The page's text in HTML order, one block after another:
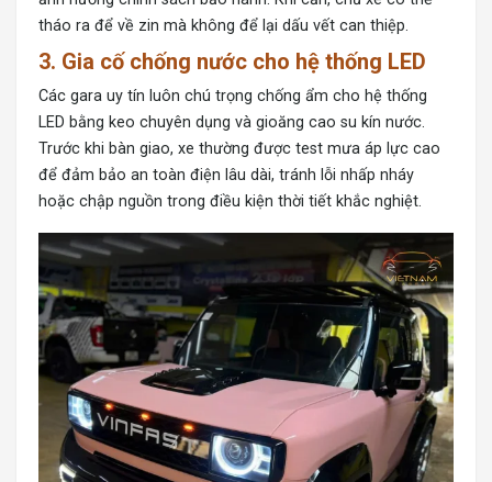
tháo ra để về zin mà không để lại dấu vết can thiệp.
3. Gia cố chống nước cho hệ thống LED
Các gara uy tín luôn chú trọng chống ẩm cho hệ thống
LED bằng keo chuyên dụng và gioăng cao su kín nước.
Trước khi bàn giao, xe thường được test mưa áp lực cao
để đảm bảo an toàn điện lâu dài, tránh lỗi nhấp nháy
hoặc chập nguồn trong điều kiện thời tiết khắc nghiệt.